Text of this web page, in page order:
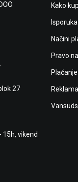
27
15h, vikend
Kako
Isporuka
Načini
Pravo